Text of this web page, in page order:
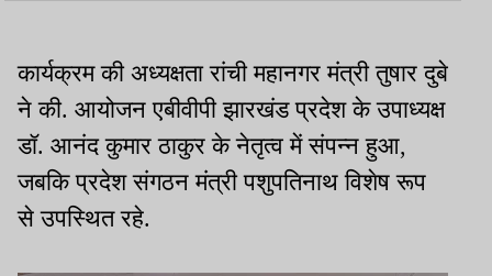
कार्यक्रम की अध्यक्षता रांची महानगर मंत्री तुषार दुबे
ने की. आयोजन एबीवीपी झारखंड प्रदेश के उपाध्यक्ष
डॉ. आनंद कुमार ठाकुर के नेतृत्व में संपन्न हुआ,
जबकि प्रदेश संगठन मंत्री पशुपतिनाथ विशेष रूप
से उपस्थित रहे.